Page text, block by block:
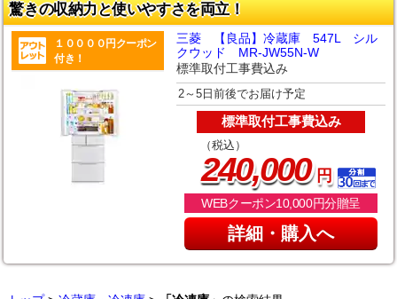
驚きの収納力と使いやすさを両立！
１００００円クーポン
付き！
三菱 【良品】冷蔵庫 547L シル
クウッド MR-JW55N-W
標準取付工事費込み
2～5日前後でお届け予定
標準取付工事費込み
（税込）
240,000円
WEBクーポン10,000円分贈呈
詳細・購入へ